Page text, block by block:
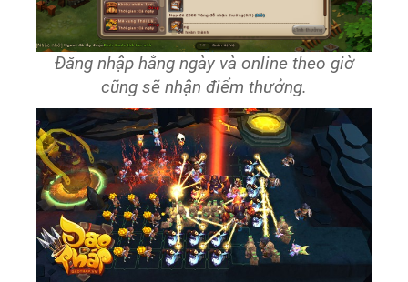
Đăng nhập hằng ngày và online theo giờ
cũng sẽ nhận điểm thưởng.